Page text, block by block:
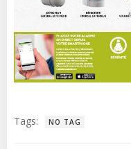
Tags: NO TAG